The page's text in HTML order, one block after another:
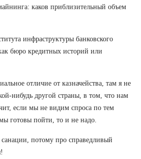
каков приблизительный объем
инфраструктуры банковского
бюро кредитных историй или
отличие от казначейства, там я не
нибудь другой страны, в том, что нам
если мы не видим спроса по тем
готовы пойти, то и не надо.
потому про справедливый